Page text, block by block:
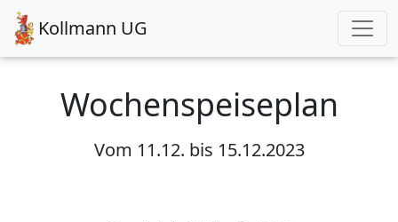
Kollmann UG
Wochenspeiseplan
Vom 11.12. bis 15.12.2023